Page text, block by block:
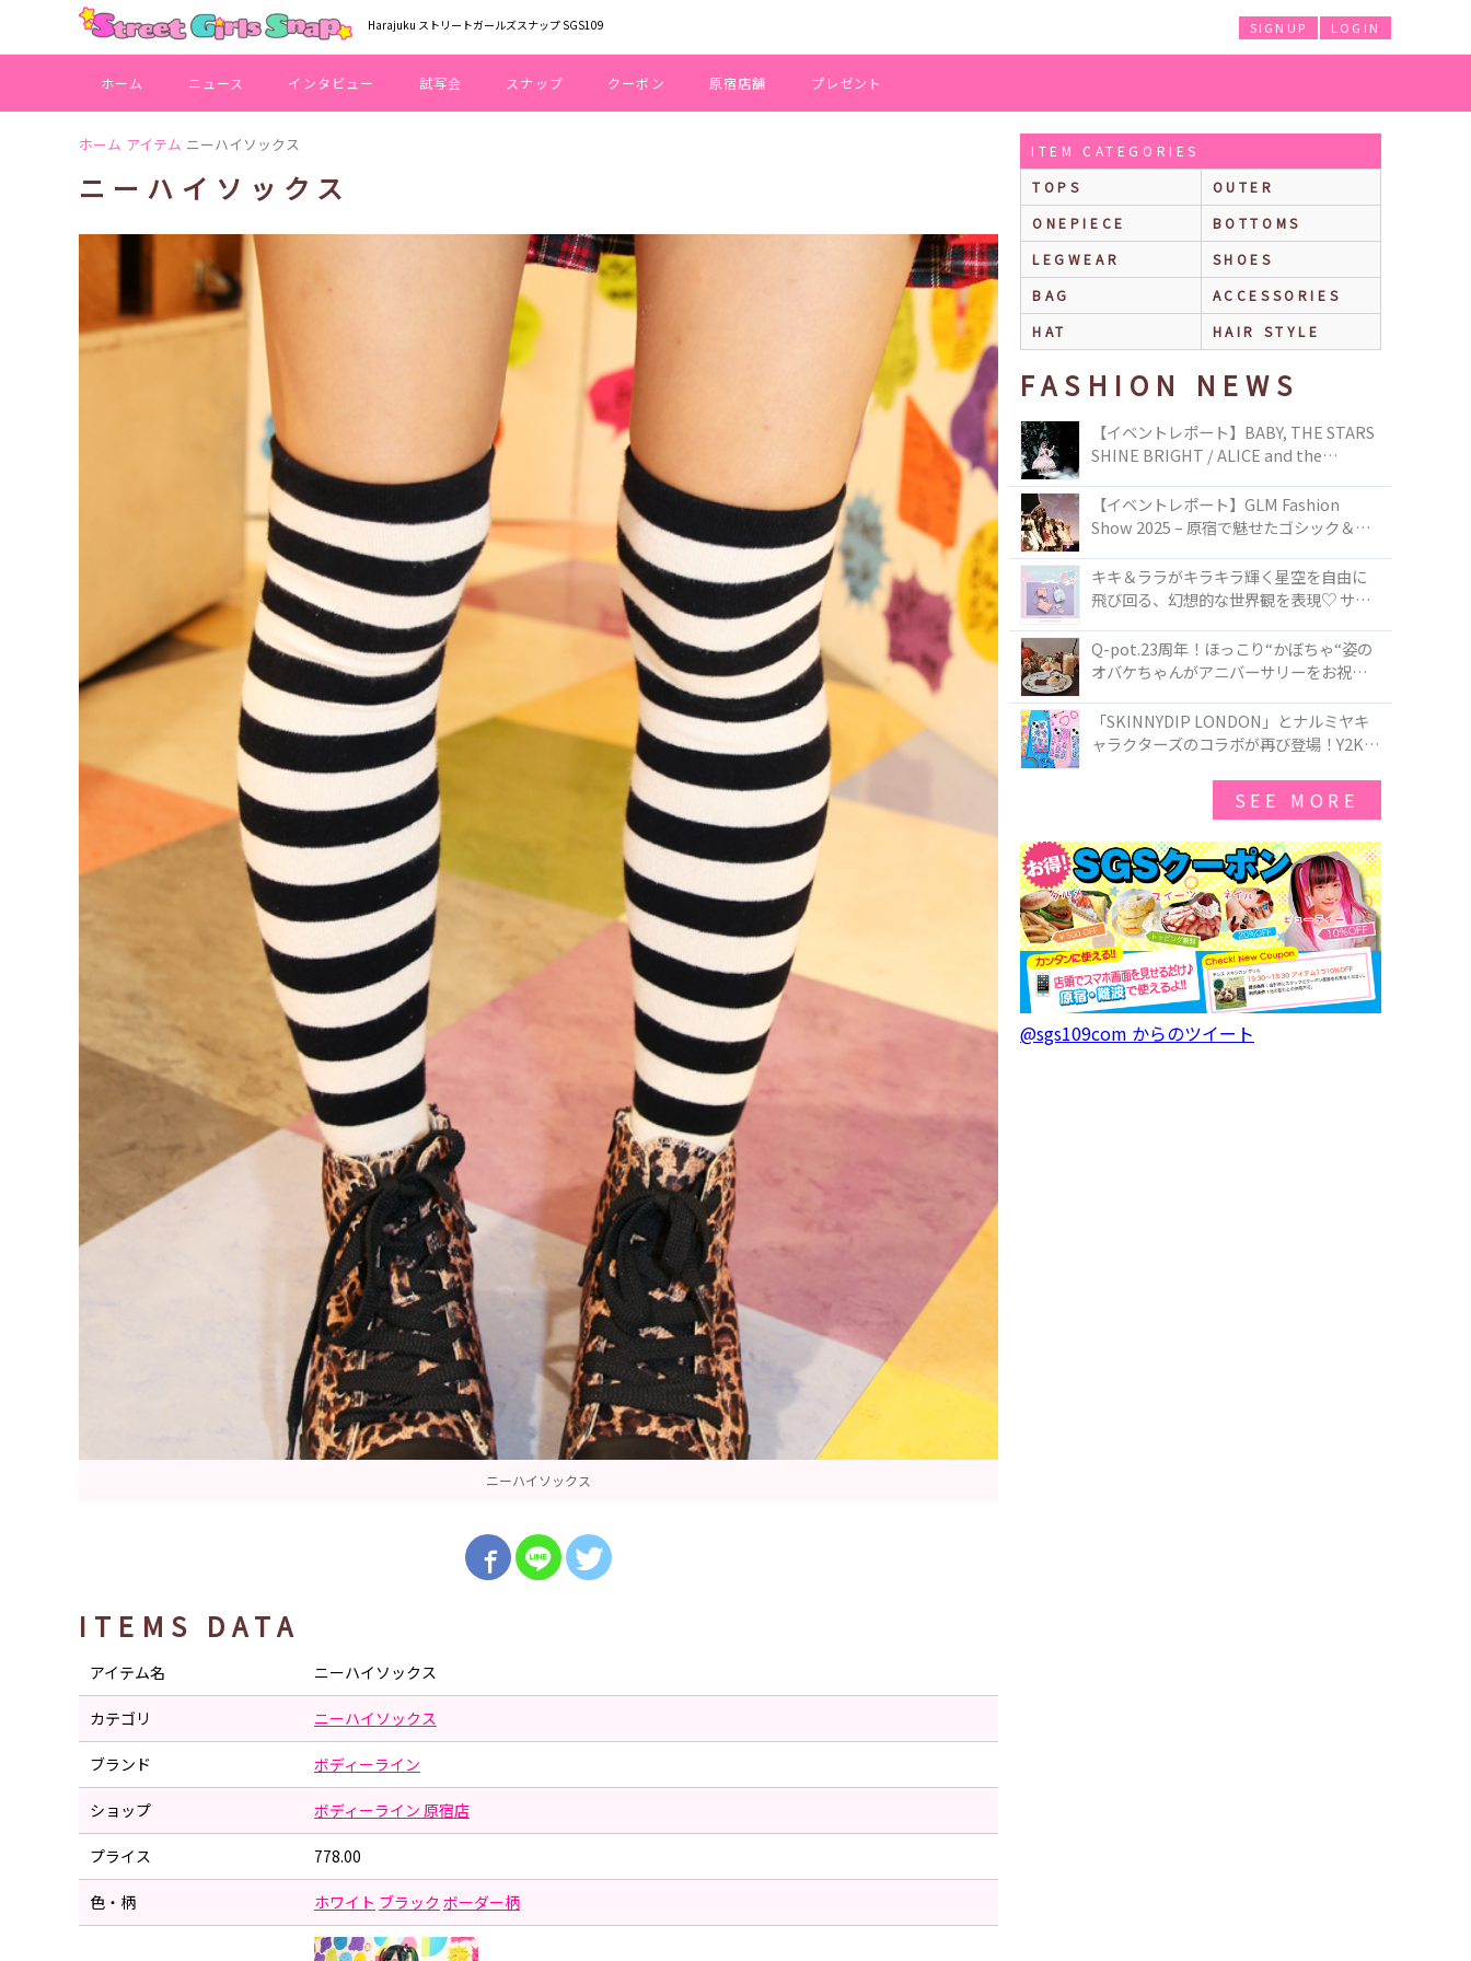
Harajuku ストリートガールズスナップ SGS109 LOGIN
SIGNUP
ホーム ニュース インタビュー 試写会 スナップ クーポン 原宿店舗 プレゼント
ホーム アイテム ニーハイソックス
ニーハイソックス
ニーハイソックス
ITEMS DATA
アイテム名 ニーハイソックス
カテゴリ ニーハイソックス
ブランド ボディーライン
ショップ ボディーライン 原宿店
プライス 778.00
色・柄 ホワイト ブラック ボーダー柄
ITEM CATEGORIES
TOPS
OUTER
ONEPIECE
BOTTOMS
LEGWEAR
SHOES
BAG
ACCESSORIES
HAT
HAIR STYLE
FASHION NEWS
【イベントレポート】BABY, THE STARS
SHINE BRIGHT / ALICE and the
TOKYO
【イベントレポート】GLM Fashion
Show 2025 – 原宿で魅せたゴシック＆ロ
キキ＆ララがキラキラ輝く星空を自由に
飛び回る、幻想的な世界観を表現♡ サマ
50周年アニバーサリーイヤー』を記念し
たコレクションが登場
Q-pot.23周年！ほっこり“かぼちゃ“姿の
オバケちゃんがアニバーサリーをお祝い
ー」が新発売！Q-pot CAFE.では「かぼち
ゃのオバケーキプレート」も登場
「SKINNYDIP LONDON」とナルミヤキ
ャラクターズのコラボが再び登場！Y2Kム
SEE MORE
@sgs109com からのツイート